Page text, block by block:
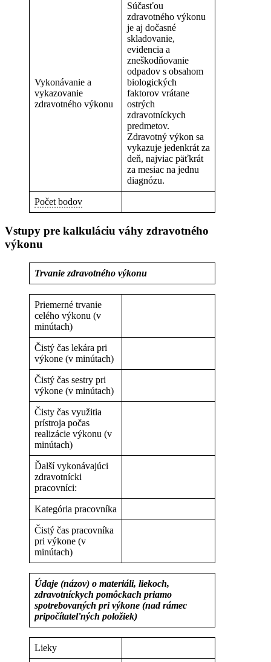
Vykonávanie a
vykazovanie
zdravotného výkonu
Súčasťou
zdravotného výkonu
je aj dočasné
skladovanie,
evidencia a
zneškodňovanie
odpadov s obsahom
biologických
faktorov vrátane
ostrých
zdravotníckych
predmetov.
Zdravotný výkon sa
vykazuje jedenkrát za
deň, najviac päťkrát
za mesiac na jednu
diagnózu.
Počet bodov
Vstupy pre kalkuláciu váhy zdravotného
výkonu
Trvanie zdravotného výkonu
Priemerné trvanie
celého výkonu (v
minútach)
Čistý čas lekára pri
výkone (v minútach)
Čistý čas sestry pri
výkone (v minútach)
Čisty čas využitia
prístroja počas
realizácie výkonu (v
minútach)
Ďalší vykonávajúci
zdravotnícki
pracovníci:
Kategória pracovníka
Čistý čas pracovníka
pri výkone (v
minútach)
Údaje (názov) o materiáli, liekoch,
zdravotníckych pomôckach priamo
spotrebovaných pri výkone (nad rámec
pripočítateľných položiek)
Lieky